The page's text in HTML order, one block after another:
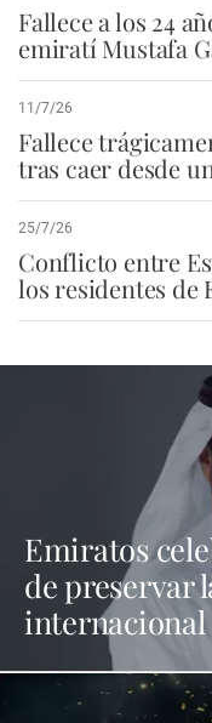
Fallece a los 24
emiratí Mustafa
11/7/26
Fallece
tras caer desde
25/7/26
Conflicto entre
los residentes de
Emiratos
de preservar
internacional